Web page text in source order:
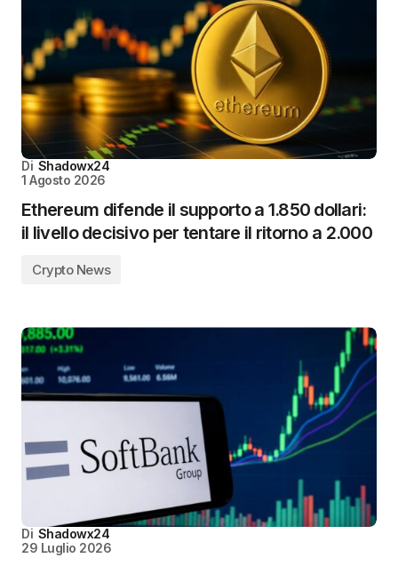
Di Shadowx24
1 Agosto 2026
Ethereum difende il supporto a 1.850 dollari:
il livello decisivo per tentare il ritorno a 2.000
Crypto News
Di Shadowx24
29 Luglio 2026